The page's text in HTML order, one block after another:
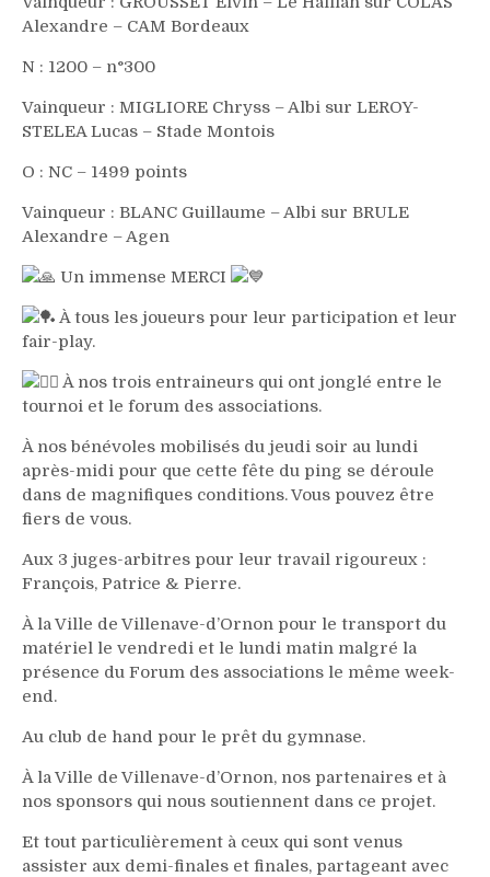
Alexandre – CAM Bordeaux
N : 1200 – n°300
Vainqueur : MIGLIORE Chryss – Albi sur LEROY-
STELEA Lucas – Stade Montois
O : NC – 1499 points
Vainqueur : BLANC Guillaume – Albi sur BRULE
Alexandre – Agen
Un immense MERCI
À tous les joueurs pour leur participation et leur
fair-play.
À nos trois entraineurs qui ont jonglé entre le
tournoi et le forum des associations.
À nos bénévoles mobilisés du jeudi soir au lundi
après-midi pour que cette fête du ping se déroule
dans de magnifiques conditions. Vous pouvez être
fiers de vous.
Aux 3 juges-arbitres pour leur travail rigoureux :
François, Patrice & Pierre.
À la Ville de Villenave-d’Ornon pour le transport du
matériel le vendredi et le lundi matin malgré la
présence du Forum des associations le même week-
end.
Au club de hand pour le prêt du gymnase.
À la Ville de Villenave-d’Ornon, nos partenaires et à
nos sponsors qui nous soutiennent dans ce projet.
Et tout particulièrement à ceux qui sont venus
assister aux demi-finales et finales, partageant avec